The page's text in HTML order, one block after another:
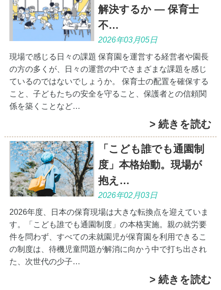
解決するか ― 保育士
不…
2026年03月05日
現場で感じる日々の課題 保育園を運営する経営者や園長
の方の多くが、日々の運営の中でさまざまな課題を感じ
ているのではないでしょうか。 保育士の配置を確保する
こと、子どもたちの安全を守ること、保護者との信頼関
係を築くことなど…
> 続きを読む
「こども誰でも通園制
度」本格始動。現場が
抱え…
2026年02月03日
2026年度、日本の保育現場は大きな転換点を迎えていま
す。「こども誰でも通園制度」の本格実施。親の就労要
件を問わず、すべての未就園児が保育園を利用できるこ
の制度は、待機児童問題が解消に向かう中で打ち出され
た、次世代の少子…
> 続きを読む